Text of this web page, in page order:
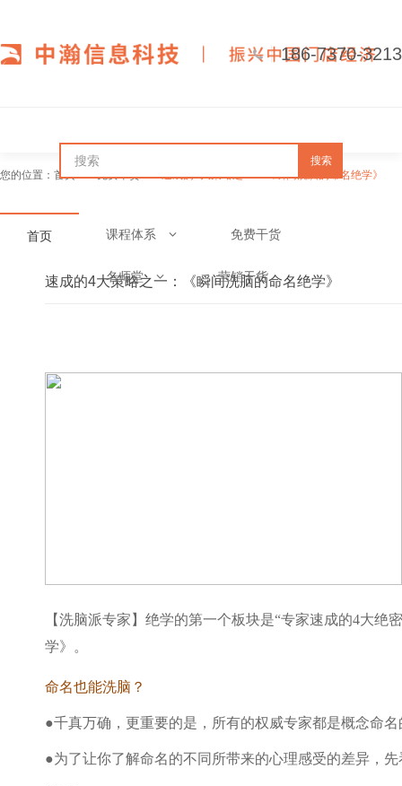
186-7370-3213
搜索
首页 课程体系 免费干货
名师堂 营销干货
您的位置： 首页 免费干货 速成的4大策略之一：《瞬间洗脑的命名绝学》
速成的4大策略之一：《瞬间洗脑的命名绝学》
【洗脑派专家】绝学的第一个板块是“专家速成的4大
学》。
命名也能洗脑？
●千真万确，更重要的是，所有的权威专家都是概念命名
●为了让你了解命名的不同所带来的心理感受的差异，